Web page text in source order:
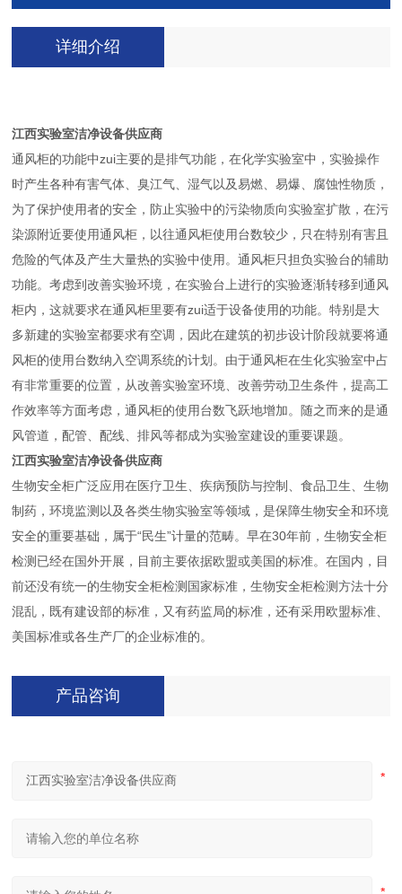
详细介绍
江西实验室洁净设备供应商
通风柜的功能中zui主要的是排气功能，在化学实验室中，实验操作
时产生各种有害气体、臭江气、湿气以及易燃、易爆、腐蚀性物质，
为了保护使用者的安全，防止实验中的污染物质向实验室扩散，在污
染源附近要使用通风柜，以往通风柜使用台数较少，只在特别有害且
危险的气体及产生大量热的实验中使用。通风柜只担负实验台的辅助
功能。考虑到改善实验环境，在实验台上进行的实验逐渐转移到通风
柜内，这就要求在通风柜里要有zui适于设备使用的功能。特别是大
多新建的实验室都要求有空调，因此在建筑的初步设计阶段就要将通
风柜的使用台数纳入空调系统的计划。由于通风柜在生化实验室中占
有非常重要的位置，从改善实验室环境、改善劳动卫生条件，提高工
作效率等方面考虑，通风柜的使用台数飞跃地增加。随之而来的是通
风管道，配管、配线、排风等都成为实验室建设的重要课题。
江西实验室洁净设备供应商
生物安全柜广泛应用在医疗卫生、疾病预防与控制、食品卫生、生物
制药，环境监测以及各类生物实验室等领域，是保障生物安全和环境
安全的重要基础，属于“民生”计量的范畴。早在30年前，生物安全柜
检测已经在国外开展，目前主要依据欧盟或美国的标准。在国内，目
前还没有统一的生物安全柜检测国家标准，生物安全柜检测方法十分
混乱，既有建设部的标准，又有药监局的标准，还有采用欧盟标准、
美国标准或各生产厂的企业标准的。
产品咨询